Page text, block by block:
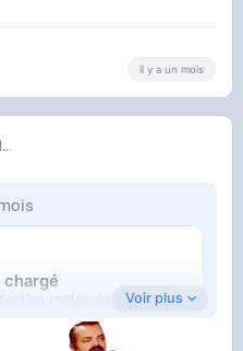
il y a un mois
resumax2livres
chargé
renforcée (Firefox).
Voir plus